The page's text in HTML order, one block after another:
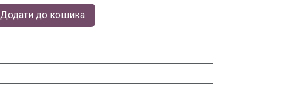
Додати до кошика